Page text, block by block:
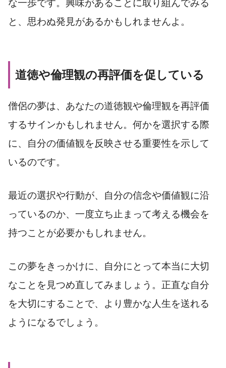
な一歩です。興味があることに取り組んでみる
と、思わぬ発見があるかもしれませんよ。
道徳や倫理観の再評価を促している
僧侶の夢は、あなたの道徳観や倫理観を再評価
するサインかもしれません。何かを選択する際
に、自分の価値観を反映させる重要性を示して
いるのです。
最近の選択や行動が、自分の信念や価値観に沿
っているのか、一度立ち止まって考える機会を
持つことが必要かもしれません。
この夢をきっかけに、自分にとって本当に大切
なことを見つめ直してみましょう。正直な自分
を大切にすることで、より豊かな人生を送れる
ようになるでしょう。